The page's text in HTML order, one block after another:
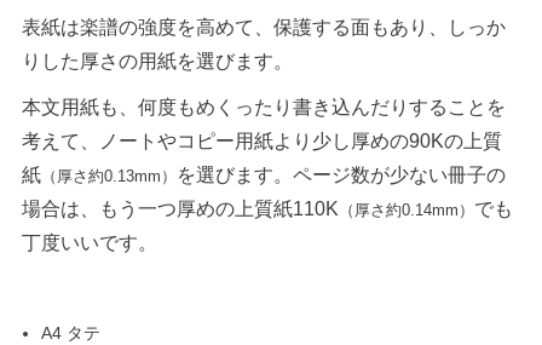
表紙は楽譜の強度を高めて、保護する面もあり、しっか
りした厚さの用紙を選びます。
本文用紙も、何度もめくったり書き込んだりすることを
考えて、ノートやコピー用紙より少し厚めの90Kの上質
紙（厚さ約0.13mm）
を選びます。ページ数が少ない冊子の
場合は、もう一つ厚めの上質紙110K（厚さ約0.14mm） でも
丁度いいです。
A4 タテ